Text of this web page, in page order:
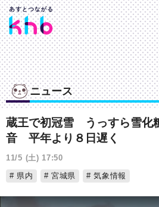
ニュース
蔵王で初冠雪 うっすら雪化
音 平年より８日遅く
11/5 (土) 17:50
県内
宮城県 気象情報